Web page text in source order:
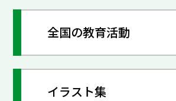
全国の教育活動
イラスト集